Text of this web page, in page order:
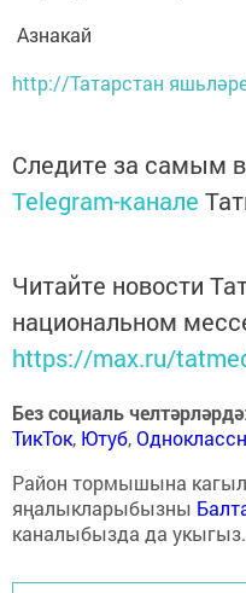
Азнакай
http://Татарстан
Следите за самым
Telegram-канале
Читайте новости
национальном
https://max.ru/
Без социаль челтәрләрдә:
ТикТок, Ютуб,
Район тормышына
яңалыкларыбызны
каналыбызда да укыгыз.